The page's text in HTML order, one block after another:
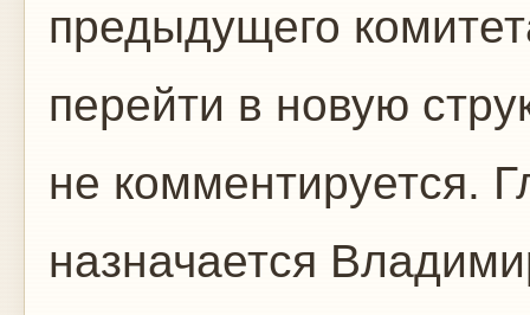
предыдущего
перейти в новую
не комментируется.
назначается